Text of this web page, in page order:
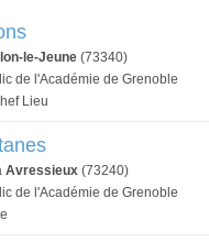
le-Jeune (73340)
de l'Académie de Grenoble
Lieu
Avressieux (73240)
de l'Académie de Grenoble